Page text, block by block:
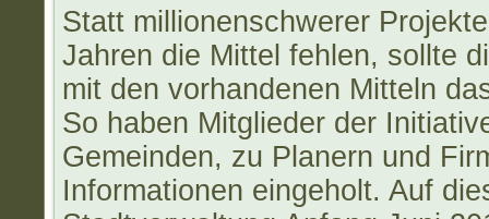
Statt millionenschwerer
Jahren die Mittel fehlen, sollte
mit den vorhandenen Mitteln
So haben Mitglieder der
Gemeinden, zu Planern und
Informationen eingeholt. Auf